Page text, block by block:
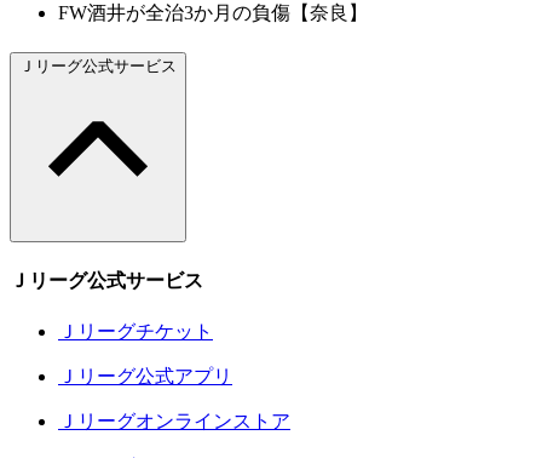
FW酒井が全治3か月の負傷【奈良】
Ｊリーグ公式サービス
Ｊリーグ公式サービス
Ｊリーグチケット
Ｊリーグ公式アプリ
Ｊリーグオンラインストア